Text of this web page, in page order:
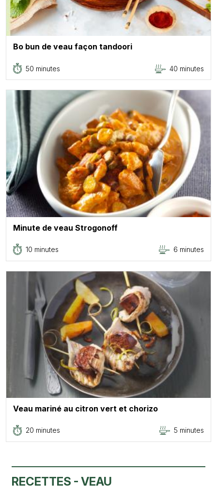
Bo bun de veau façon tandoori
50 minutes 40 minutes
Minute de veau Strogonoff
10 minutes 6 minutes
Veau mariné au citron vert et chorizo
20 minutes 5 minutes
RECETTES - VEAU